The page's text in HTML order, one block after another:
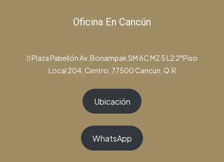
Oficina En Cancún
Plaza Pabellón Av. Bonampak SM 6C MZ 5 L2 2°Piso
Local 204, Centro, 77500 Cancún, Q.R
Ubicación
WhatsApp